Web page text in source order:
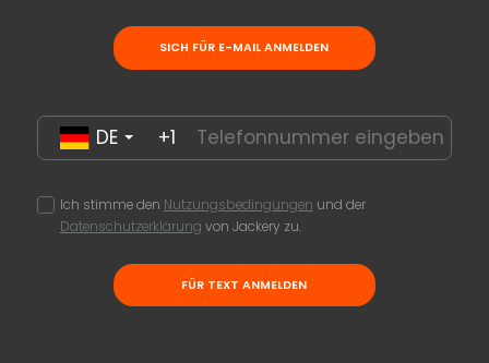
SICH FÜR E-MAIL ANMELDEN
DE +1
Ich stimme den Nutzungsbedingungen und der
Datenschutzerklärung von Jackery zu.
FÜR TEXT ANMELDEN